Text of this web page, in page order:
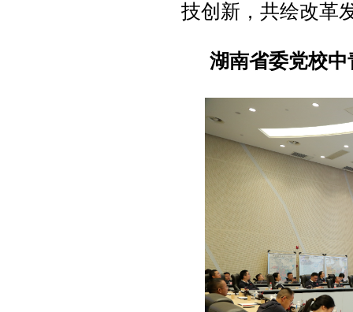
技创新，共绘改革
湖南省委党校